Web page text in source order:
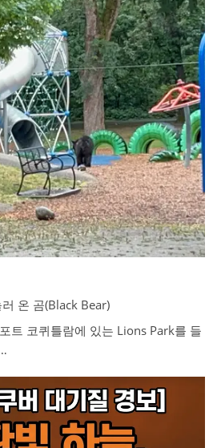
온 곰(Black Bear)
트 코퀴틀람에 있는 Lions Park를 들